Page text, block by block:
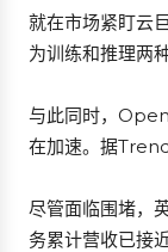
就在市场紧盯云
为训练和推理两
与此同时，
在加速。据
尽管面临围堵，
务累计营收已接